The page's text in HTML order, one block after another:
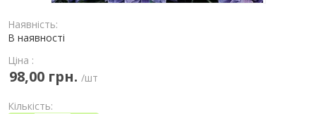
Наявність:
В наявності
Ціна :
98,00 грн. /шт
Кількість: